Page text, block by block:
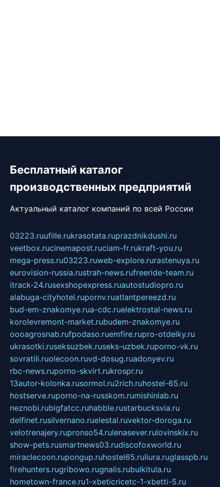
Бесплатный каталог
производственных предприятий
Актуальный каталог компаний по всей России
03223.ruufille.rukrasotata.ruprazdnikdushi.ru
veetbox.rucinemapost.ruciam-fr.rukraft-you.ru
mega-press.ru03223.ruweb-explore.rurastenuya.ru
eurovision-russia.rustrah-news.rufreeride-team.ru
itrack-24.rusexshopexpress.ruautostudiopro.ru
alabuga-cityhotel.rupornv.ruatlantpereezd.ru
bud-em-znakomye.rua-cdc.ruelektrostal-news.ru
korolevremont-market.rubudem-znakomye.ru
oooagrosnab.rufpodaso.ruemfire.rupro-otdelky.ru
ukrasotki.ruseksuzbek.ruseks-uzbek.ruporno-vk.ru
sovratili.ruolecoon.ruvd-dosug.ruadonyev.ru
rbc-news.ruporno-skvirt.rukrospr.ru
13autor-kolonka.rusormol.ru2rich.ruhostel-65.ru
hostserve.ruporno-na-russkom.rumishinlab.ru
neznobi.rubigfatcc.ruhabble.rustarbucksvia.ru
delfinet.rusilvernano.ruelestal.ruvektor-doroga.ru
velotrenajery.rupronso54.rulenasever.rulovinskix.ru
show-pets.rusmartnews03.rudiscofoxworld.ru
miraclecoon.rupongup.ruhostel65.ruliura.ruglasspb.ru
firehunters.rugribowo.rugnalis.rubulkitula.ru
hometown-france.ru1-xbeticricetc-1-xbetti-5.ru